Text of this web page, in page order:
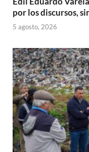
por los discursos,
5 agosto, 2026